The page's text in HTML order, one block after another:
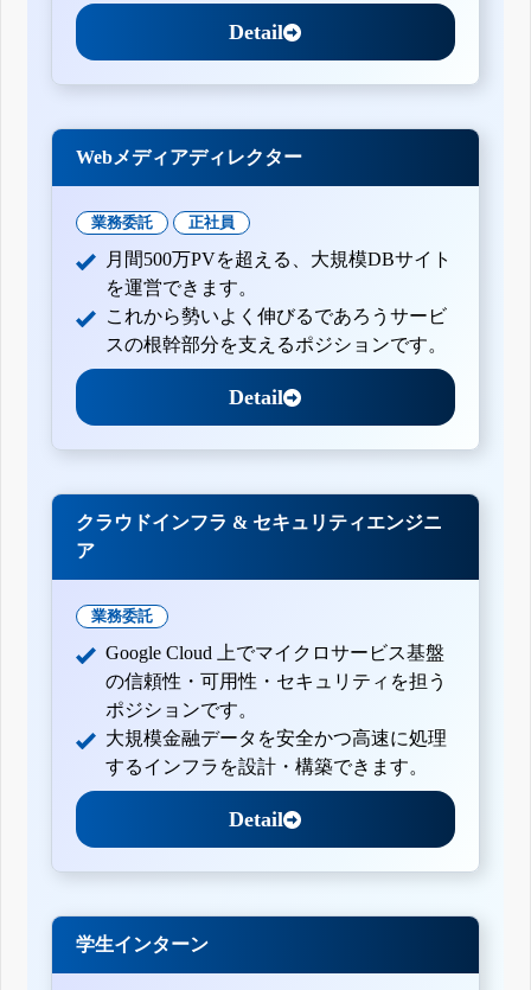
Detail
Webメディアディレクター
業務委託 正社員
月間500万PVを超える、大規模DBサイト
を運営できます。
これから勢いよく伸びるであろうサービ
スの根幹部分を支えるポジションです。
Detail
クラウドインフラ & セキュリティエンジニ
ア
業務委託
Google Cloud 上でマイクロサービス基盤
の信頼性・可用性・セキュリティを担う
ポジションです。
大規模金融データを安全かつ高速に処理
するインフラを設計・構築できます。
Detail
学生インターン